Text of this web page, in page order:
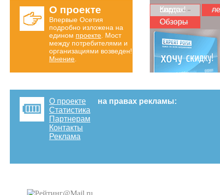
О проекте
Впервые Осетия
подробно изложена на
едином проекте . Мост
между потребителями и
организациями возведен!
Мнение
Карта скидок!
Обзоры
О проекте
Статистика
Партнерам
Контакты
Реклама
на правах рекламы: